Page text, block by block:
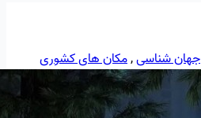
جهان شناسی,مکان های کشوری